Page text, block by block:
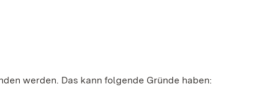
werden. Das kann folgende Gründe haben: